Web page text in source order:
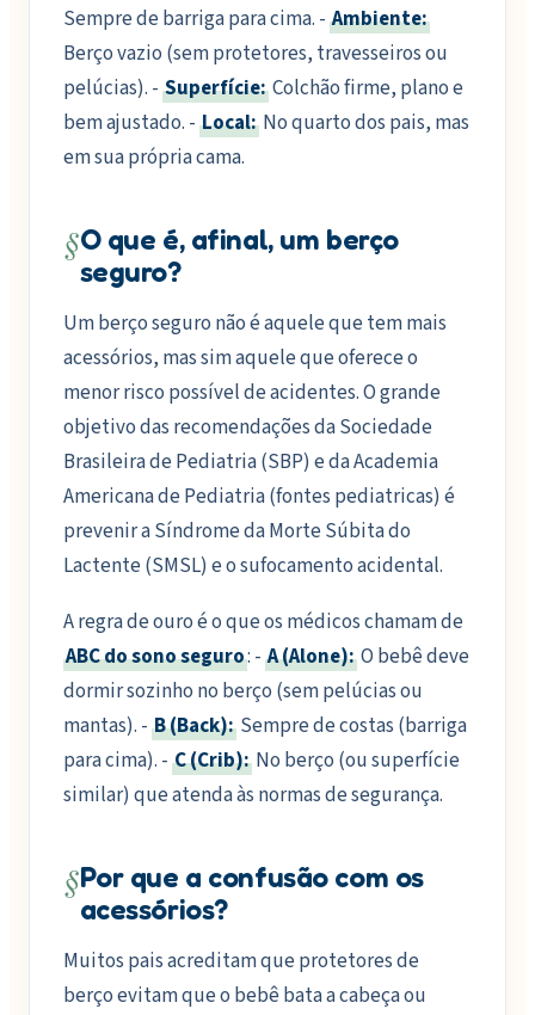
Sempre de barriga para cima. - Ambiente:
Berço vazio (sem protetores, travesseiros ou
pelúcias). - Superfície: Colchão firme, plano e
bem ajustado. - Local: No quarto dos pais, mas
em sua própria cama.
§O que é, afinal, um berço
seguro?
Um berço seguro não é aquele que tem mais
acessórios, mas sim aquele que oferece o
menor risco possível de acidentes. O grande
objetivo das recomendações da Sociedade
Brasileira de Pediatria (SBP) e da Academia
Americana de Pediatria (fontes pediatricas) é
prevenir a Síndrome da Morte Súbita do
Lactente (SMSL) e o sufocamento acidental.
A regra de ouro é o que os médicos chamam de
ABC do sono seguro: - A (Alone): O bebê deve
dormir sozinho no berço (sem pelúcias ou
mantas). - B (Back): Sempre de costas (barriga
para cima). - C (Crib): No berço (ou superfície
similar) que atenda às normas de segurança.
§Por que a confusão com os
acessórios?
Muitos pais acreditam que protetores de
berço evitam que o bebê bata a cabeça ou